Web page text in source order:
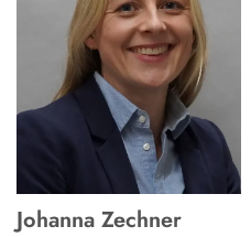
Johanna Zechner